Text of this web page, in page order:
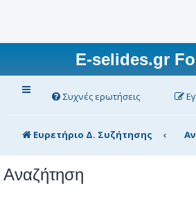
E-selides.gr
Συχνές ερωτήσεις
Ευρετήριο Δ. Συζήτησης
Αναζήτηση